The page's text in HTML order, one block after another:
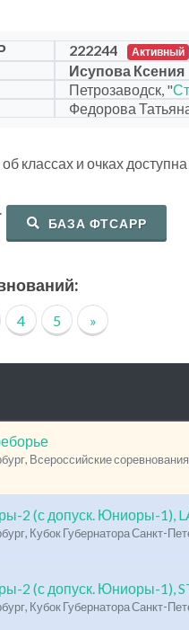
222244 Активный
Исупова Ксения
Петрозаводск, "
Федорова
классах и очках доступна
.
БАЗА ФТСАРР
4 5 »
Всероссийские соревнования
2 (с допуск. Юниоры-1),
Кубок Губернатора Санкт-
2 (с допуск. Юниоры-1),
Кубок Губернатора Санкт-